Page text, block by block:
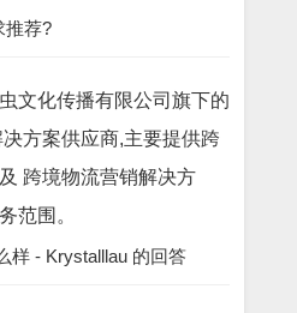
推荐?
文化传播有限公司旗下的
方案供应商,主要提供跨
跨境物流营销解决方
范围。
样 - Krystalllau 的回答